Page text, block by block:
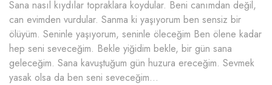
Sana nasıl kıydılar topraklara koydular. Beni canımdan değil,
can evimden vurdular. Sanma ki yaşıyorum ben sensiz bir
ölüyüm. Seninle yaşıyorum, seninle öleceğim Ben ölene kadar
hep seni seveceğim. Bekle yiğidim bekle, bir gün sana
geleceğim. Sana kavuştuğum gün huzura ereceğim. Sevmek
yasak olsa da ben seni seveceğim…